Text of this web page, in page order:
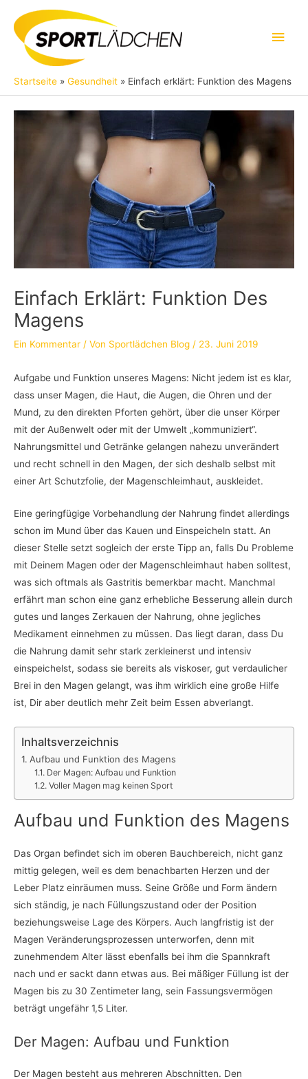
Inhalt
springen
Startseite Gesundheit Einfach erklärt: Funktion des Magens
Einfach Erklärt: Funktion Des
Magens
Ein Kommentar / Von Sportlädchen Blog / 23. Juni 2019
Aufgabe und Funktion unseres Magens: Nicht jedem ist es klar,
dass unser Magen, die Haut, die Augen, die Ohren und der
Mund, zu den direkten Pforten gehört, über die unser Körper
mit der Außenwelt oder mit der Umwelt „kommuniziert“.
Nahrungsmittel und Getränke gelangen nahezu unverändert
und recht schnell in den Magen, der sich deshalb selbst mit
einer Art Schutzfolie, der Magenschleimhaut, auskleidet.
Eine geringfügige Vorbehandlung der Nahrung findet allerdings
schon im Mund über das Kauen und Einspeicheln statt. An
dieser Stelle setzt sogleich der erste Tipp an, falls Du Probleme
mit Deinem Magen oder der Magenschleimhaut haben solltest,
was sich oftmals als Gastritis bemerkbar macht. Manchmal
erfährt man schon eine ganz erhebliche Besserung allein durch
gutes und langes Zerkauen der Nahrung, ohne jegliches
Medikament einnehmen zu müssen. Das liegt daran, dass Du
die Nahrung damit sehr stark zerkleinerst und intensiv
einspeichelst, sodass sie bereits als viskoser, gut verdaulicher
Brei in den Magen gelangt, was ihm wirklich eine große Hilfe
ist, Dir aber deutlich mehr Zeit beim Essen abverlangt.
Inhaltsverzeichnis
Aufbau und Funktion des Magens
Der Magen: Aufbau und Funktion
Voller Magen mag keinen Sport
Aufbau und Funktion des Magens
Das Organ befindet sich im oberen Bauchbereich, nicht ganz
mittig gelegen, weil es dem benachbarten Herzen und der
Leber Platz einräumen muss. Seine Größe und Form ändern
sich ständig, je nach Füllungszustand oder der Position
beziehungsweise Lage des Körpers. Auch langfristig ist der
Magen Veränderungsprozessen unterworfen, denn mit
zunehmendem Alter lässt ebenfalls bei ihm die Spannkraft
nach und er sackt dann etwas aus. Bei mäßiger Füllung ist der
Magen bis zu 30 Zentimeter lang, sein Fassungsvermögen
beträgt ungefähr 1,5 Liter.
Der Magen: Aufbau und Funktion
Der Magen besteht aus mehreren Abschnitten. Den